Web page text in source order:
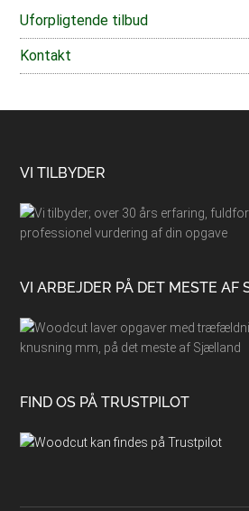
Uforpligtende tilbud
Kontakt
Footer
VI TILBYDER
VI ARBEJDER PÅ DET MESTE
FIND OS PÅ TRUSTPILOT